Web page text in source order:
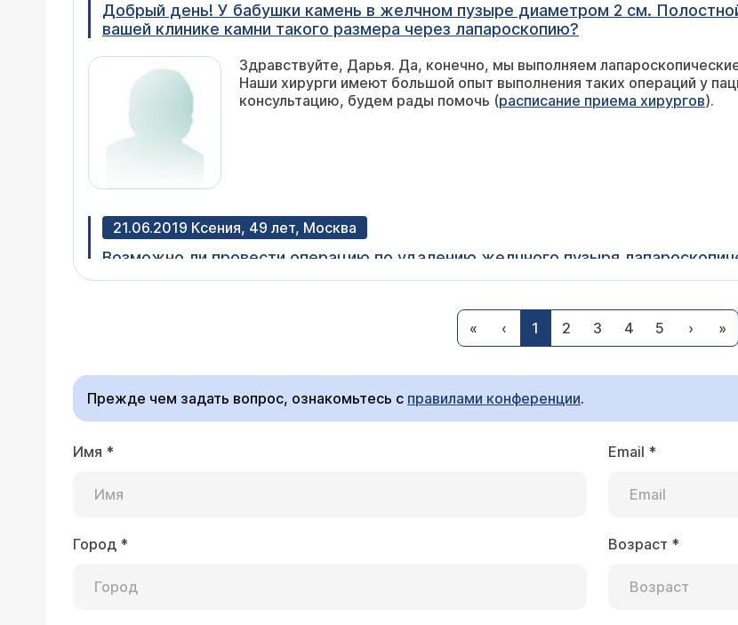
Добрый день! У бабушки камень в желчном пузыре диаметром 2 см.
вашей клинике камни такого размера через лапароскопию?
Здравствуйте, Дарья. Да, конечно, мы выполняем
Наши хирурги имеют большой опыт выполнения таких операций у
консультацию, будем рады помочь (расписание приема хирургов).
21.06.2019 Ксения, 49 лет, Москва
Возможно ли провести операцию по удалению желчного пузыря лапароскопическим методом,, если уже было проведено в
брюшной полости 5 операций (геникология): 2
Здравствуйте, Ксения. Наличие в анамнезе хирургических
противопоказанием к лапароскопии. Наши хирурги имеют большой
можно обсуждать этот вопрос только при очной консультации
Здравствуйте. Меня зовут, Татьяна, мне 32 года, проживаю по адресу:
брюшной полости. Сказали, что ничего критичного нет, просто наблюдать раз
что киста увеличилась в размерах, и занимает половину селезенки. Спать
ощущается какое-то давящее чувство с левой стороны ребра. Я спортивный
расписание приема
« ‹ 1 2 3 4 5 › »
Прежде чем задать вопрос, ознакомьтесь с правилами конференции.
Имя * Email *
Город * Возраст *